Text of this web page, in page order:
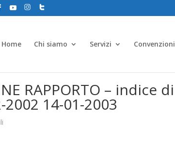
Home Chi siamo Servizi Convenzioni
RAPPORTO – indice di
14-01-2003